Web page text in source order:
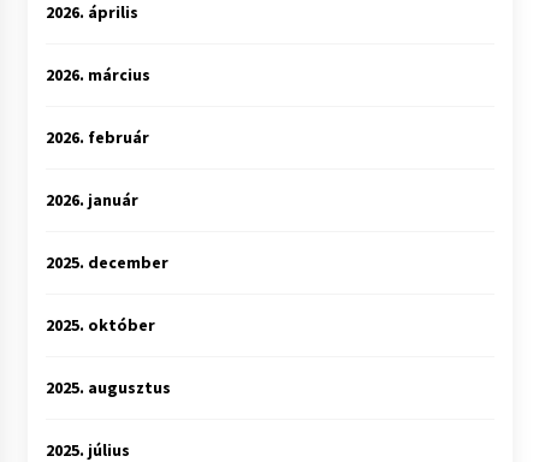
2026. április
2026. március
2026. február
2026. január
2025. december
2025. október
2025. augusztus
2025. július